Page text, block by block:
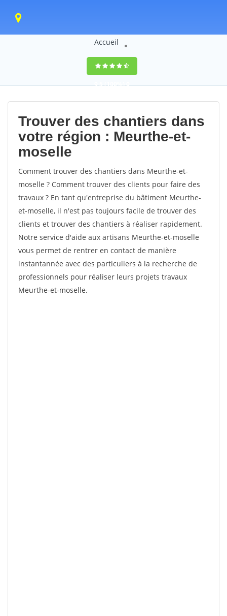
Accueil
9,5(100%)0
votes
Trouver des chantiers dans
votre région : Meurthe-et-
moselle
Comment trouver des chantiers dans Meurthe-et-
moselle ? Comment trouver des clients pour faire des
travaux ? En tant qu'entreprise du bâtiment Meurthe-
et-moselle, il n'est pas toujours facile de trouver des
clients et trouver des chantiers à réaliser rapidement.
Notre service d'aide aux artisans Meurthe-et-moselle
vous permet de rentrer en contact de manière
instantannée avec des particuliers à la recherche de
professionnels pour réaliser leurs projets travaux
Meurthe-et-moselle.